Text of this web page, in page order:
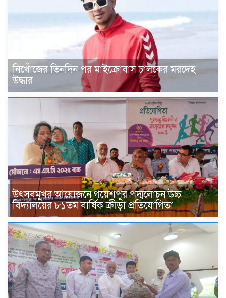
নিখোঁজের তিনদিন পর মাইক্রোবাস চালকের মরদেহ
উদ্ধার
উৎসবমুখর আয়োজনে গয়েশপুর পদ্মলোচন উচ্চ
বিদ্যালয়ের ৮১তম বার্ষিক ক্রীড়া প্রতিযোগিতা